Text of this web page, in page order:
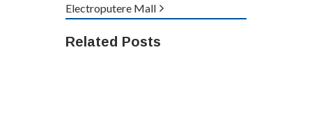
Electroputere Mall
Related Posts